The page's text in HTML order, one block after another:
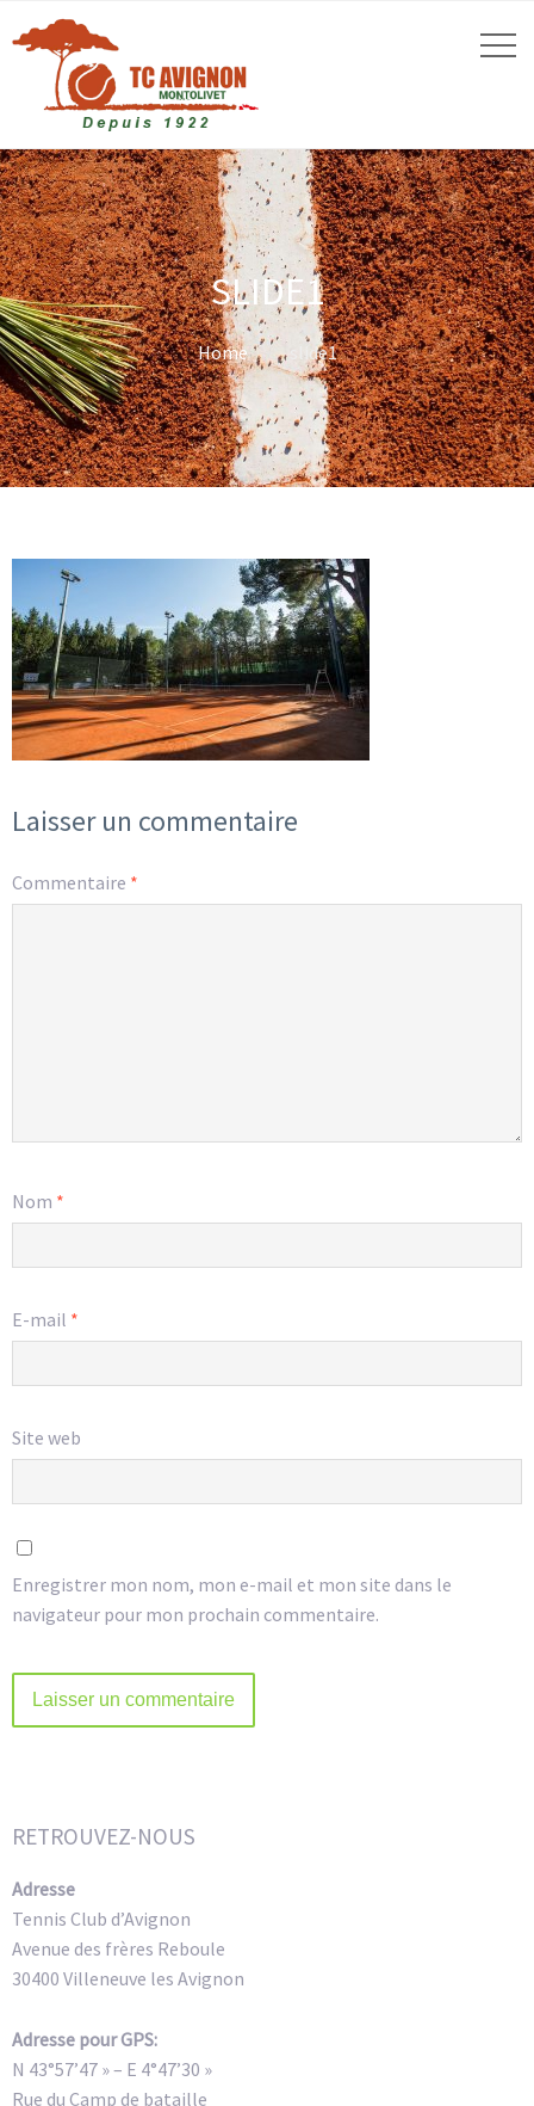
SLIDE1
Home slide1
Laisser un commentaire
Commentaire *
Nom *
E-mail *
Site web
Enregistrer mon nom, mon e-mail et mon site dans le
navigateur pour mon prochain commentaire.
RETROUVEZ-NOUS
Adresse
Tennis Club d’Avignon
Avenue des frères Reboule
30400 Villeneuve les Avignon
Adresse pour GPS:
N 43°57’47 » – E 4°47’30 »
Rue du Camp de bataille